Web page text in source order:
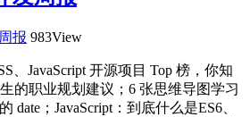
报 983View
、JavaScript 开源项目 Top 榜，你知
的职业规划建议；6 张思维导图学习
date；JavaScript：到底什么是ES6、